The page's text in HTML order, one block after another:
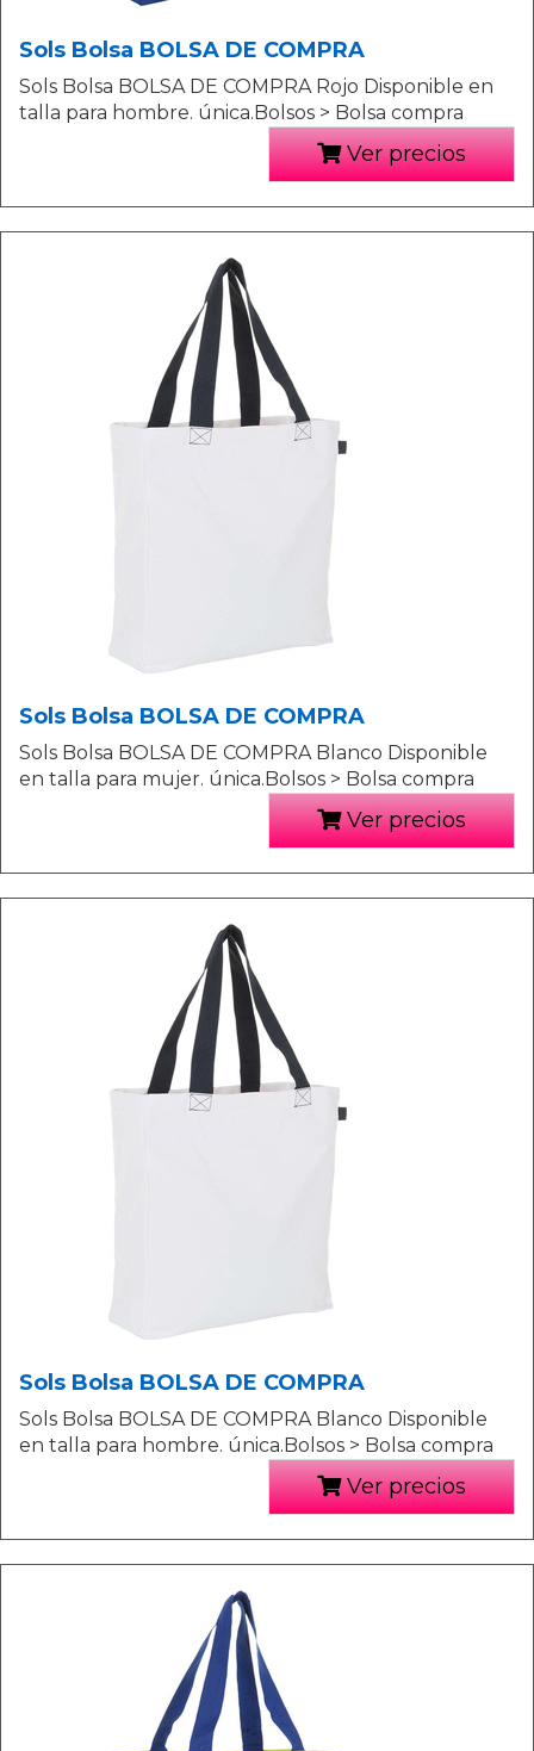
Sols Bolsa BOLSA DE COMPRA
Sols Bolsa BOLSA DE COMPRA Rojo Disponible en
talla para hombre. única.Bolsos > Bolsa compra
Ver precios
Sols Bolsa BOLSA DE COMPRA
Sols Bolsa BOLSA DE COMPRA Blanco Disponible
en talla para mujer. única.Bolsos > Bolsa compra
Ver precios
Sols Bolsa BOLSA DE COMPRA
Sols Bolsa BOLSA DE COMPRA Blanco Disponible
en talla para hombre. única.Bolsos > Bolsa compra
Ver precios